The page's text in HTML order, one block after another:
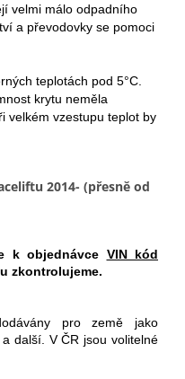
velmi málo odpadního
a převodovky se pomoci
teplotách pod 5°C.
krytu neměla
velkém vzestupu teplot by
2014- (přesně od
k objednávce VIN kód
zkontrolujeme.
pro země jako
další. V ČR jsou volitelné